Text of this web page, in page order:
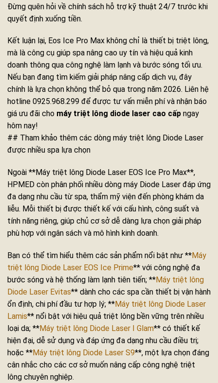
Đừng quên hỏi về chính sách hỗ trợ kỹ thuật 24/7 trước khi
quyết định xuống tiền.
Kết luận lại, Eos Ice Pro Max không chỉ là thiết bị triệt lông,
mà là công cụ giúp spa nâng cao uy tín và hiệu quả kinh
doanh thông qua công nghệ làm lạnh và bước sóng tối ưu.
Nếu bạn đang tìm kiếm giải pháp nâng cấp dịch vụ, đây
chính là lựa chọn không thể bỏ qua trong năm 2026. Liên hệ
hotline 0925.968.299 để được tư vấn miễn phí và nhận báo
giá ưu đãi cho máy triệt lông diode laser cao cấp ngay
hôm nay!
## Tham khảo thêm các dòng máy triệt lông Diode Laser
được nhiều spa lựa chọn
Ngoài **Máy triệt lông Diode Laser EOS Ice Pro Max**,
HPMED còn phân phối nhiều dòng máy Diode Laser đáp ứng
đa dạng nhu cầu từ spa, thẩm mỹ viện đến phòng khám da
liễu. Mỗi thiết bị được thiết kế với cấu hình, công suất và
tính năng riêng, giúp chủ cơ sở dễ dàng lựa chọn giải pháp
phù hợp với ngân sách và mô hình kinh doanh.
Bạn có thể tìm hiểu thêm các sản phẩm nổi bật như **Máy
triệt lông Diode Laser EOS Ice Prime** với công nghệ đa
bước sóng và hệ thống làm lạnh tiên tiến; **Máy triệt lông
Diode Laser Evitas** dành cho các spa cần thiết bị vận hành
ổn định, chi phí đầu tư hợp lý; **Máy triệt lông Diode Laser
Lamis** nổi bật với hiệu quả triệt lông bền vững trên nhiều
loại da; **Máy triệt lông Diode Laser I Glam** có thiết kế
hiện đại, dễ sử dụng và đáp ứng đa dạng nhu cầu điều trị;
hoặc **Máy triệt lông Diode Laser S9**, một lựa chọn đáng
cân nhắc cho các cơ sở muốn nâng cấp công nghệ triệt
lông chuyên nghiệp.